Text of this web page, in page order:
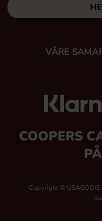
VÅRE
COOPERS
Copyright ©